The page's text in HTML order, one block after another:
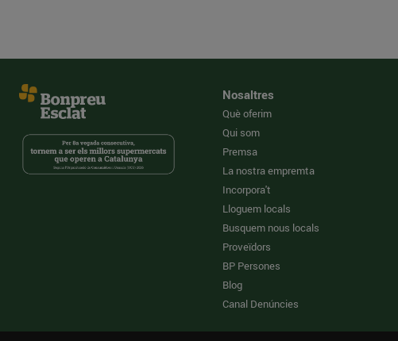
Nosaltres
Què oferim
Qui som
Premsa
La nostra empremta
Incorpora't
Lloguem locals
Busquem nous locals
Proveïdors
BP Persones
Blog
Canal Denúncies